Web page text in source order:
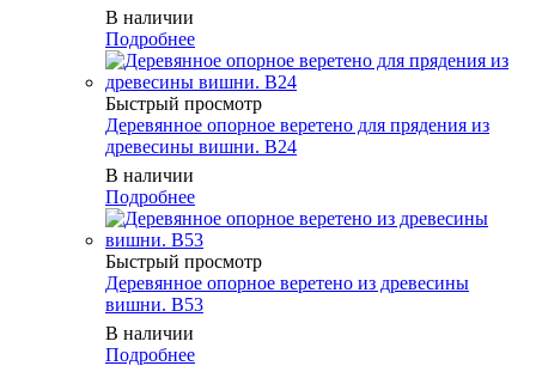
В наличии
Подробнее
Быстрый просмотр
Деревянное опорное веретено для прядения из
древесины вишни. B24
В наличии
Подробнее
Быстрый просмотр
Деревянное опорное веретено из древесины
вишни. B53
В наличии
Подробнее